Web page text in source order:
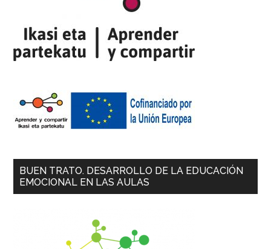
BUEN TRATO. DESARROLLO DE LA EDUCACIÓN
EMOCIONAL EN LAS AULAS